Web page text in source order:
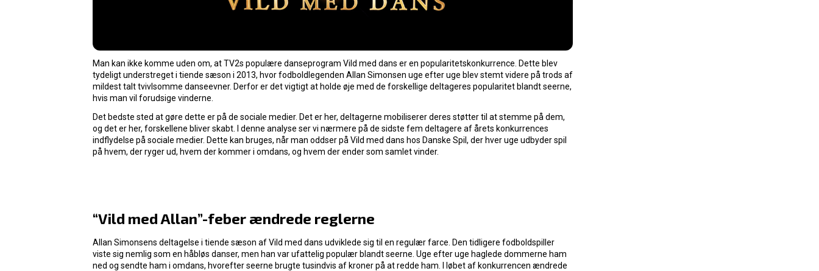
Man kan ikke komme uden om, at TV2s populære danseprogram Vild med dans er en popularitetskonkurrence. Dette blev
tydeligt understreget i tiende sæson i 2013, hvor fodboldlegenden Allan Simonsen uge efter uge blev stemt videre på trods af
mildest talt tvivlsomme danseevner. Derfor er det vigtigt at holde øje med de forskellige deltageres popularitet blandt seerne,
hvis man vil forudsige vinderne.
Det bedste sted at gøre dette er på de sociale medier. Det er her, deltagerne mobiliserer deres støtter til at stemme på dem,
og det er her, forskellene bliver skabt. I denne analyse ser vi nærmere på de sidste fem deltagere af årets konkurrences
indflydelse på sociale medier. Dette kan bruges, når man oddser på Vild med dans hos Danske Spil, der hver uge udbyder spil
på hvem, der ryger ud, hvem der kommer i omdans, og hvem der ender som samlet vinder.
“Vild med Allan”-feber ændrede reglerne
Allan Simonsens deltagelse i tiende sæson af Vild med dans udviklede sig til en regulær farce. Den tidligere fodboldspiller
viste sig nemlig som en håbløs danser, men han var ufattelig populær blandt seerne. Uge efter uge haglede dommerne ham
ned og sendte ham i omdans, hvorefter seerne brugte tusindvis af kroner på at redde ham. I løbet af konkurrencen ændrede